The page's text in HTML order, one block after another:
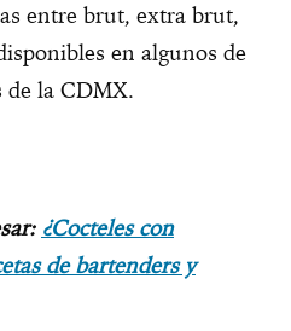
entre brut, extra brut,
en algunos de
de la CDMX.
¿Cocteles con
de bartenders y